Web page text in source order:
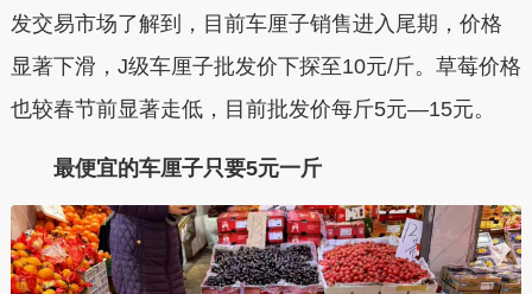
发交易市场了解到，目前车厘子销售进入尾期，价格
显著下滑，J级车厘子批发价下探至10元/斤。草莓价格
也较春节前显著走低，目前批发价每斤5元—15元。
最便宜的车厘子只要5元一斤